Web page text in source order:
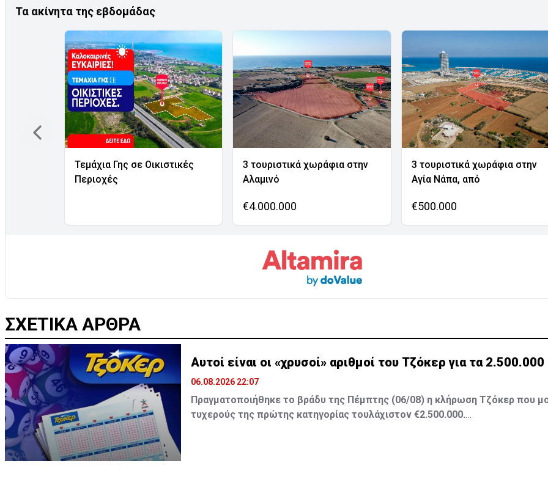
Τα ακίνητα της εβδομάδας
Τεμάχια Γης σε Οικιστικές
Περιοχές
3 τουριστικά χωράφια στην
Αλαμινό
€4.000.000
3 τουριστικά χωράφια στην
Αγία Νάπα, από
€500.000
ΣΧΕΤΙΚΑ ΑΡΘΡΑ
Αυτοί είναι οι «χρυσοί» αριθμοί του Τζόκερ για τα
06.08.2026 22:07
Πραγματοποιήθηκε το βράδυ της Πέμπτης (06/08) η κλήρωση Τζόκερ που
τυχερούς της πρώτης κατηγορίας τουλάχιστον €2.500.000.